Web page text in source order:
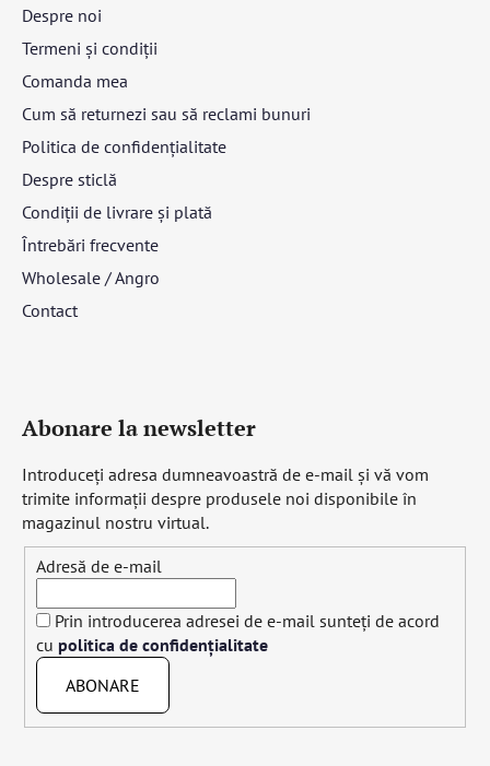
Despre noi
Termeni și condiții
Comanda mea
Cum să returnezi sau să reclami bunuri
Politica de confidențialitate
Despre sticlă
Condiții de livrare și plată
Întrebări frecvente
Wholesale / Angro
Contact
Abonare la newsletter
Introduceţi adresa dumneavoastră de e-mail şi vă vom
trimite informaţii despre produsele noi disponibile în
magazinul nostru virtual.
Adresă de e-mail
Prin introducerea adresei de e-mail sunteți de acord
cu politica de confidențialitate
ABONARE